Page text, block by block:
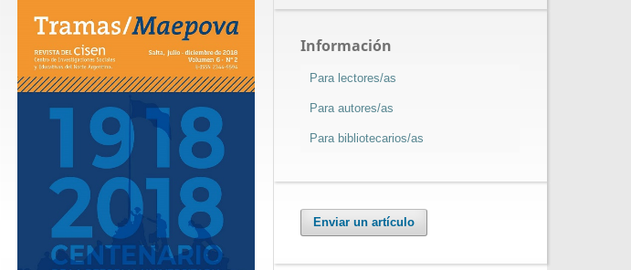
Información
Para lectores/as
Para autores/as
Para bibliotecarios/as
Enviar un artículo